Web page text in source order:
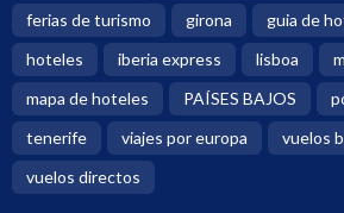
ferias de turismo
girona guia de
hoteles
iberia express lisboa
mapa de hoteles
PAÍSES BAJOS
tenerife
viajes por europa
vuelos
vuelos directos